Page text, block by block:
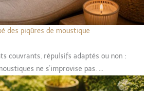
des piqûres de moustique
couvrants, répulsifs adaptés ou non :
ne s’improvise pas. ...